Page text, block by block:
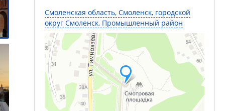
Смоленская область, Смоленск, городской
округ Смоленск, Промышленный район